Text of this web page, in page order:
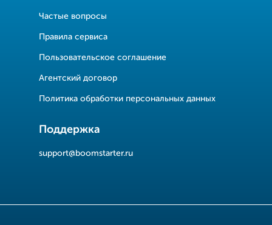
Частые вопросы
Правила сервиса
Пользовательское соглашение
Агентский договор
Политика обработки персональных данных
Поддержка
support@boomstarter.ru